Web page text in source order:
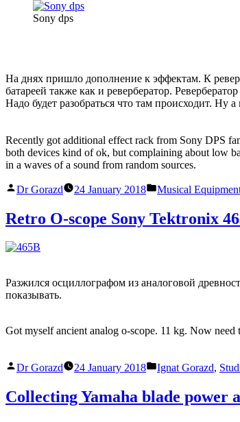
Sony dps
На днях пришло дополнение к эффектам. К
батареей также как и ревербератор.
Надо будет разобраться что там происходит. Ну
Recently got additional effect rack from Sony DPS
both devices kind of ok, but complaining about low
in a waves of a sound from random sources.
Posted
Dr Gorazd 24 January 2018
Posted
Musical
Retro O-scope Sony Tektronix
Разжился осциллографом из аналоговой
показывать.
Got myself ancient analog o-scope. 11 kg. Now
Posted
Dr Gorazd 24 January 2018
Posted
Ignat Gorazd,
Collecting Yamaha blade power